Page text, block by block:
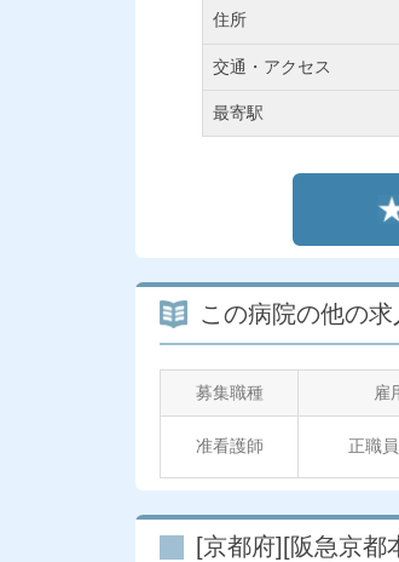
住所
交通・アクセス
最寄駅
この病院の他の求
募集職種 雇
准看護師 正職
[京都府][阪急京都